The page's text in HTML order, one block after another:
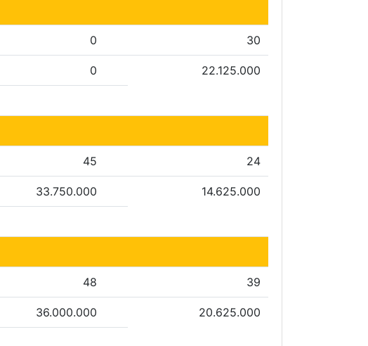
0 30
0 22.125.000
45 24
33.750.000 14.625.000
48 39
36.000.000 20.625.000